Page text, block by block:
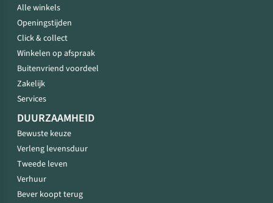
Alle winkels
Openingstijden
Click & collect
Winkelen op afspraak
Buitenvriend voordeel
Zakelijk
Services
DUURZAAMHEID
Bewuste keuze
Verleng levensduur
Tweede leven
Verhuur
Bever koopt terug